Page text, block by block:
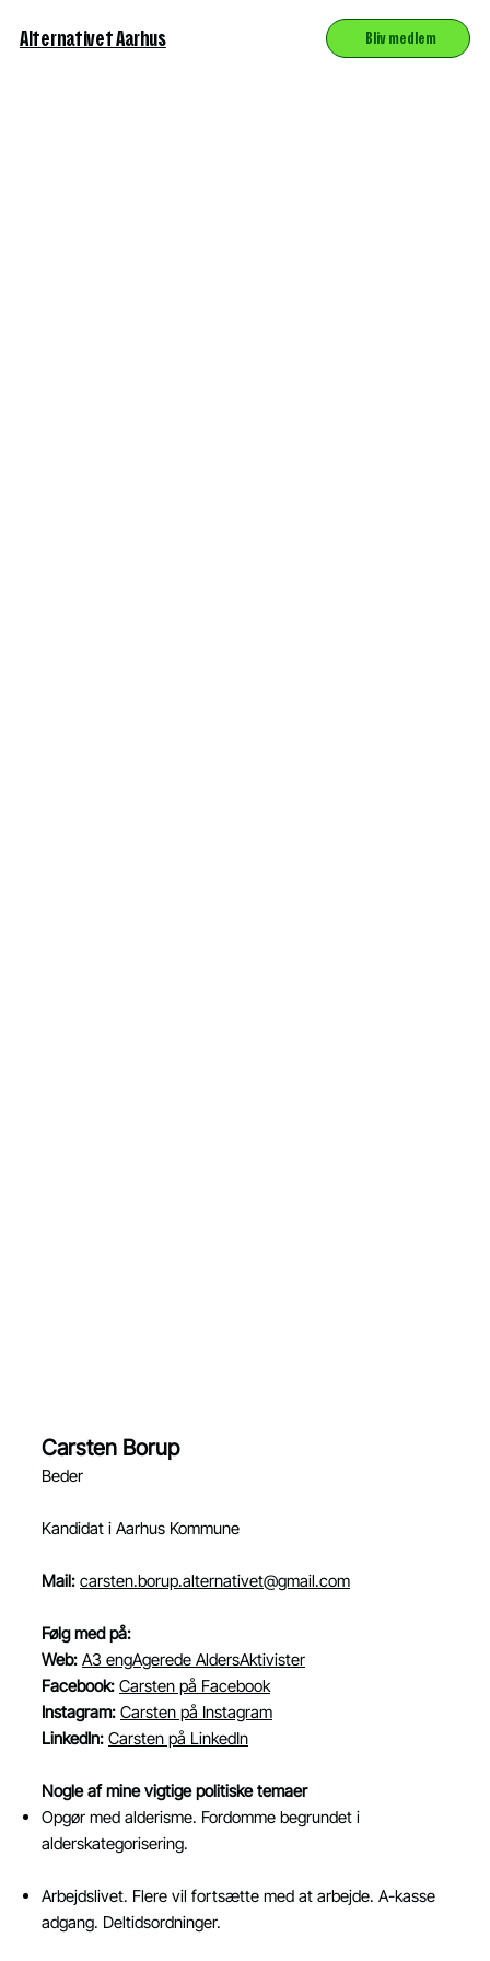
Alternativet Aarhus Bliv medlem
Carsten Borup
Beder
Kandidat i Aarhus Kommune
Mail: carsten.borup.alternativet@gmail.com
Følg med på:
Web: A3 engAgerede AldersAktivister
Facebook: Carsten på Facebook
Instagram: Carsten på Instagram
LinkedIn: Carsten på LinkedIn
Nogle af mine vigtige politiske temaer
Opgør med alderisme. Fordomme begrundet i
alderskategorisering.
Arbejdslivet. Flere vil fortsætte med at arbejde. A-kasse
adgang. Deltidsordninger.